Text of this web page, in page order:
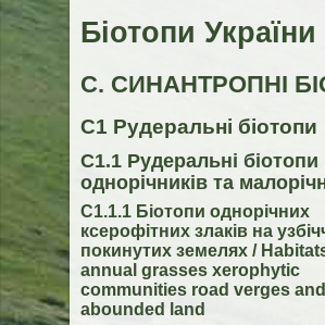
Біотопи України
С. СИНАНТРОПНІ
С1 Рудеральні біотопи
С1.1 Рудеральні біотопи
однорічників та
С1.1.1 Біотопи однорічних
ксерофітних злаків на
покинутих земелях /
annual grasses xerophytic
communities road verges and
abounded land